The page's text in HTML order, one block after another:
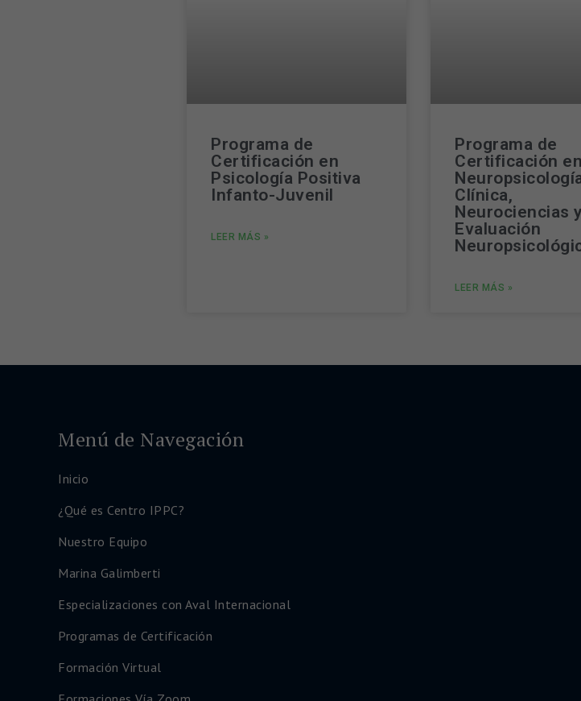
Programa de
Certificación en
Psicología Positiva
Infanto-Juvenil
LEER MÁS »
Programa de
Certificación en
Clínica,
Neurociencias y
Evaluación
LEER MÁS »
Menú de Navegación
Inicio
¿Qué es Centro IPPC?
Nuestro Equipo
Marina Galimberti
Especializaciones con Aval Internacional
Programas de Certificación
Formación Virtual